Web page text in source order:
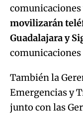
movilizarán
Guadalajara y
comunicaciones
También la
Emergencias y
junto con las